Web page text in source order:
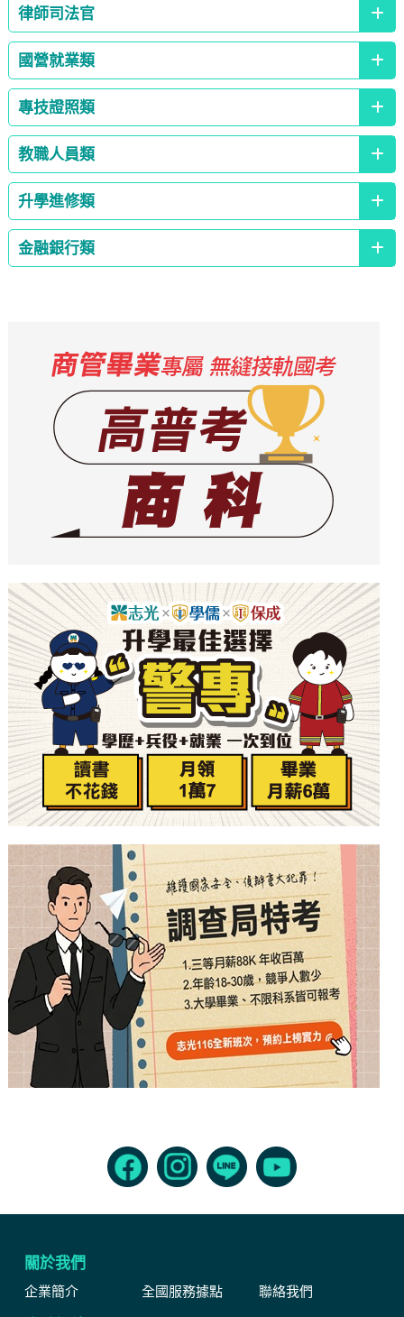
律師司法官
國營就業類
專技證照類
教職人員類
升學進修類
金融銀行類
關於我們
企業簡介 全國服務據點 聯絡我們